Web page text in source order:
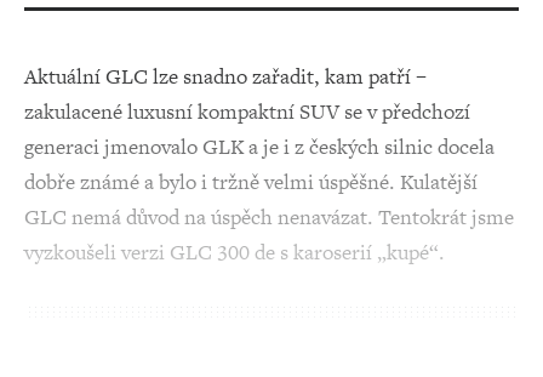
Aktuální GLC lze snadno zařadit, kam patří –
zakulacené luxusní kompaktní SUV se v předchozí
generaci jmenovalo GLK a je i z českých silnic docela
dobře známé a bylo i tržně velmi úspěšné. Kulatější
GLC nemá důvod na úspěch nenavázat. Tentokrát jsme
vyzkoušeli verzi GLC 300 de s karoserií „kupé“.